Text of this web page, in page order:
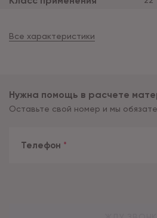
Все характеристики
Нужна помощь в расчете
Оставьте свой номер и мы
Телефон *